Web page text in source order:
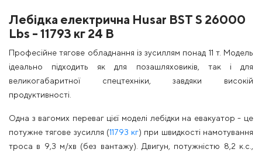
Лебідка електрична Husar BST S 26000
Lbs - 11793 кг 24 В
Професійне тягове обладнання із зусиллям понад 11 т. Модель
ідеально підходить як для позашляховиків, так і для
великогабаритної спецтехніки, завдяки високій
продуктивності.
Одна з вагомих переваг цієї моделі лебідки на евакуатор - це
потужне тягове зусилля (11793 кг) при швидкості намотування
троса в 9,3 м/хв (без вантажу). Двигун, потужністю 8,2 к.с.,